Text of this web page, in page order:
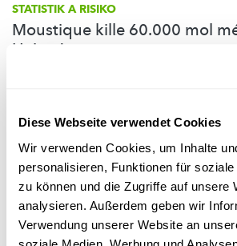
Diese Webseite verwendet Cookies
Wir verwenden Cookies, um Inhalte
personalisieren, Funktionen für
zu können und die Zugriffe auf unsere
analysieren. Außerdem geben wir
Verwendung unserer Website an
STATISTIK A RISIKO
Moustique kille 60.000 mol
Haien !
FNR